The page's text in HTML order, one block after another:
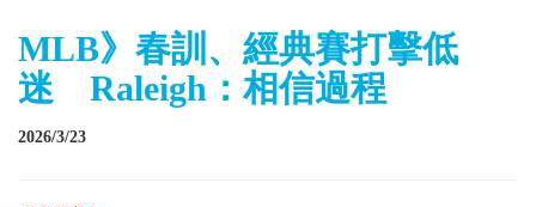
MLB》春訓、經典賽打擊低
迷 Raleigh：相信過程
2026/3/23